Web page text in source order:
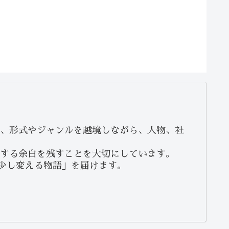
形式やジャンルを越境しながら、人物、社
る余白を残すことを大切にしています。
変える物語」を届けます。